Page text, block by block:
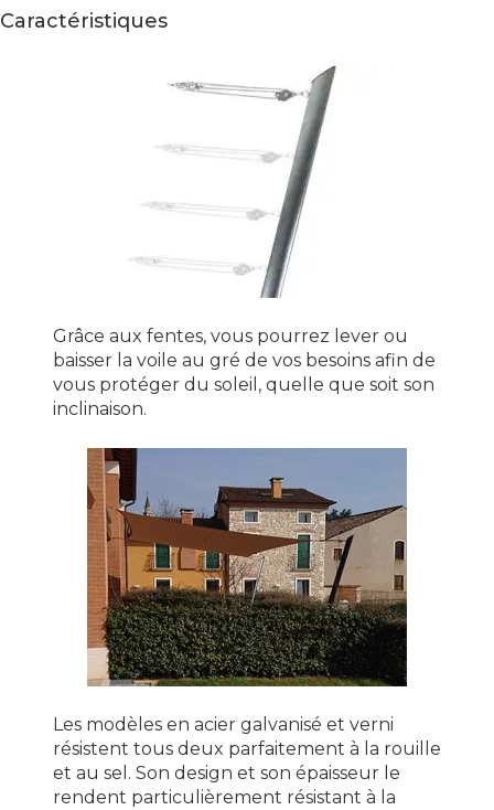
Caractéristiques
Grâce aux fentes, vous pourrez lever ou
baisser la voile au gré de vos besoins afin de
vous protéger du soleil, quelle que soit son
inclinaison.
Les modèles en acier galvanisé et verni
résistent tous deux parfaitement à la rouille
et au sel. Son design et son épaisseur le
rendent particulièrement résistant à la